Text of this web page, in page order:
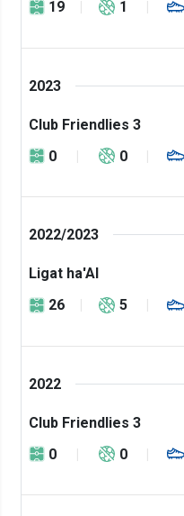
19 1
2023
Club Friendlies 3
0
0
2022/2023
Ligat ha'Al
26
5
2022
Club Friendlies 3
0
0